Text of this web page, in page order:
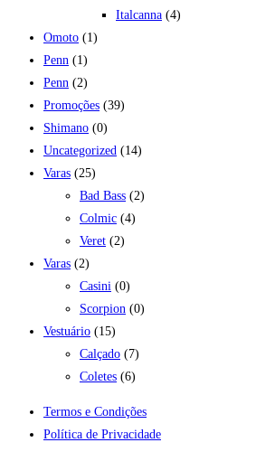
Italcanna (4)
Omoto (1)
Penn (1)
Penn (2)
Promoções (39)
Shimano (0)
Uncategorized (14)
Varas (25)
Bad Bass (2)
Colmic (4)
Veret (2)
Varas (2)
Casini (0)
Scorpion (0)
Vestuário (15)
Calçado (7)
Coletes (6)
Termos e Condições
Política de Privacidade